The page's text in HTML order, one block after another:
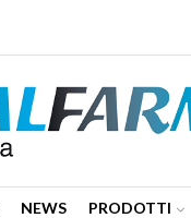
NEWS PRODOTTI